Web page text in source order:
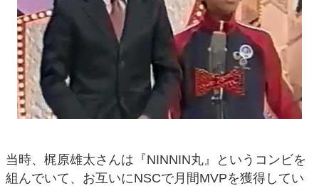
当時、梶原雄太さんは『NINNIN丸』というコンビを
組んでいて、お互いにNSCで月間MVPを獲得してい